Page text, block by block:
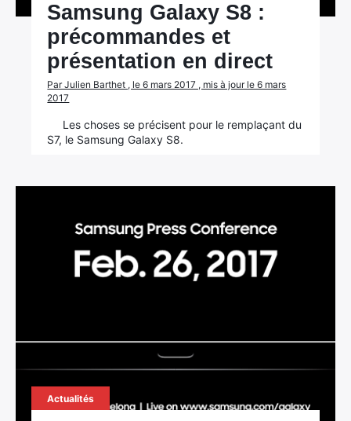
Samsung Galaxy S8 :
précommandes et
présentation en direct
Par Julien Barthet , le 6 mars 2017 , mis à jour le 6 mars
2017
Les choses se précisent pour le remplaçant du
S7, le Samsung Galaxy S8.
Actualités